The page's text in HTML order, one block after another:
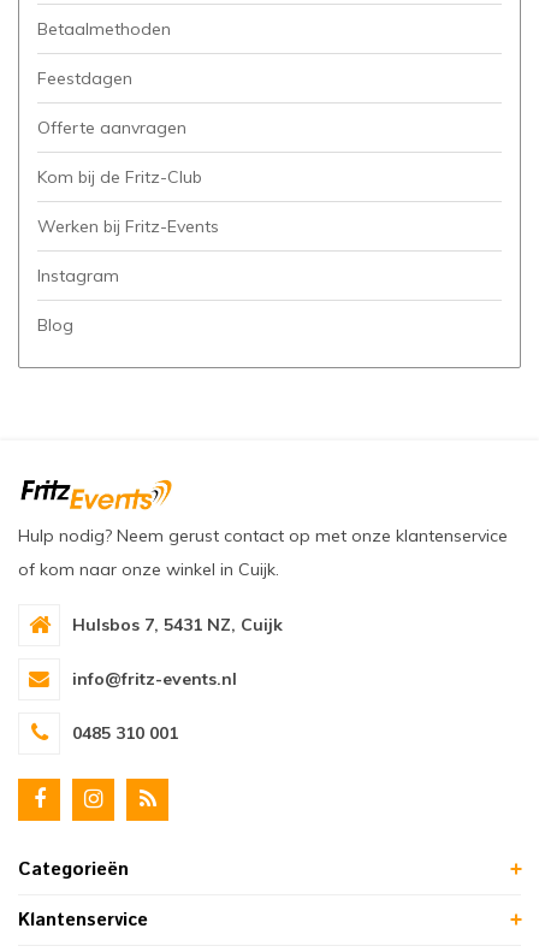
Betaalmethoden
Feestdagen
Offerte aanvragen
Kom bij de Fritz-Club
Werken bij Fritz-Events
Instagram
Blog
Hulp nodig? Neem gerust contact op met onze klantenservice
of kom naar onze winkel in Cuijk.
Hulsbos 7, 5431 NZ, Cuijk
info@fritz-events.nl
0485 310 001
Categorieën
Klantenservice